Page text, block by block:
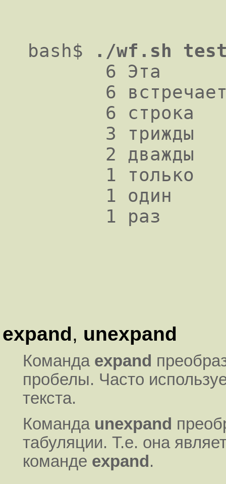
bash$
./wf.sh
      6 Эта
expand, unexpand
Команда expand
пробелы. Часто
текста.
Команда unexpand
табуляции. Т.е. она
команде expand .